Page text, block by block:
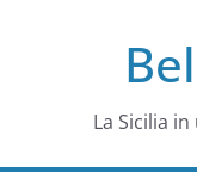
La Sicilia